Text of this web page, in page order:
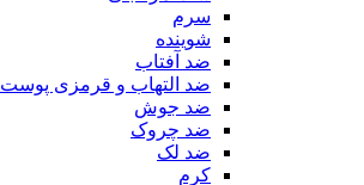
سرم
شوینده
ضد آفتاب
ضد التهاب و قرمزی پوست
‌ضد جوش
ضد چروک
ضد لک
کرم